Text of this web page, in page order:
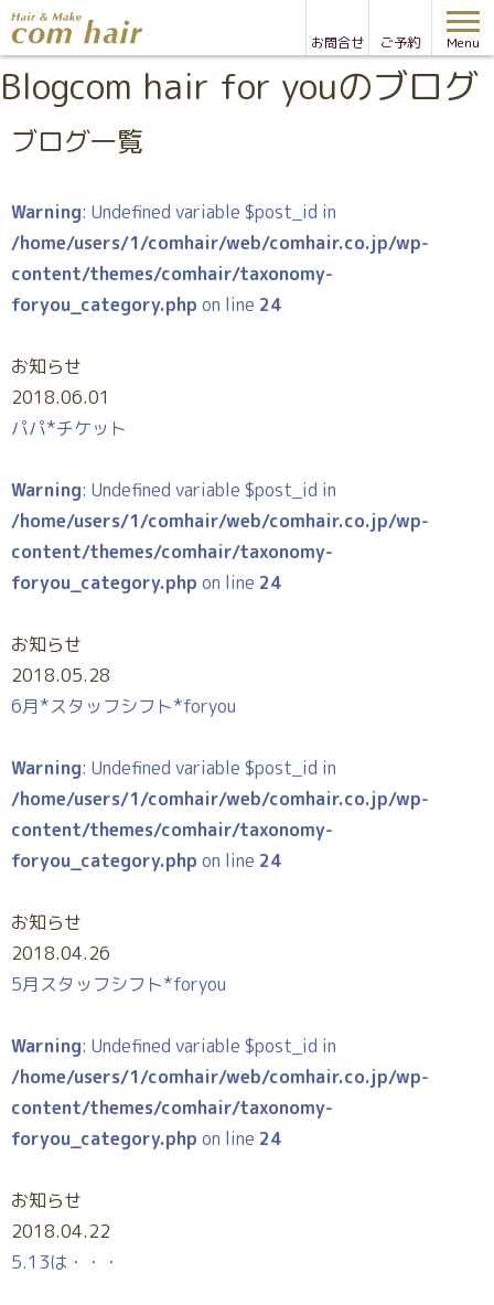
お問合せ ご予約 Menu
Blogcom hair for youのブログ
ブログ一覧
Warning: Undefined variable $post_id in
/home/users/1/comhair/web/comhair.co.jp/wp-
content/themes/comhair/taxonomy-
foryou_category.php on line 24
お知らせ
2018.06.01
パパ*チケット
Warning: Undefined variable $post_id in
/home/users/1/comhair/web/comhair.co.jp/wp-
content/themes/comhair/taxonomy-
foryou_category.php on line 24
お知らせ
2018.05.28
6月*スタッフシフト*foryou
Warning: Undefined variable $post_id in
/home/users/1/comhair/web/comhair.co.jp/wp-
content/themes/comhair/taxonomy-
foryou_category.php on line 24
お知らせ
2018.04.26
5月スタッフシフト*foryou
Warning: Undefined variable $post_id in
/home/users/1/comhair/web/comhair.co.jp/wp-
content/themes/comhair/taxonomy-
foryou_category.php on line 24
お知らせ
2018.04.22
5.13は・・・